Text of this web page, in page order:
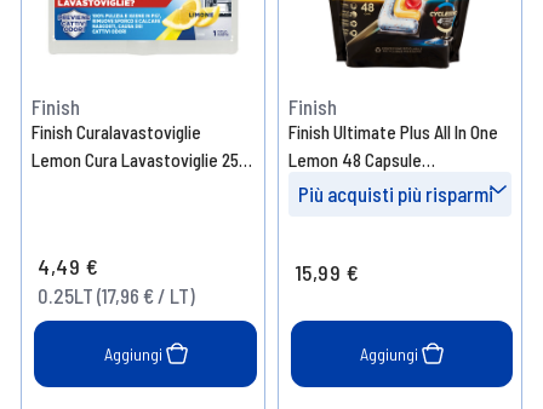
Finish
Finish Curalavastoviglie
Lemon Cura Lavastoviglie 250
4,49 €
0.25LT (17,96 € / LT)
Aggiungi
Finish
Finish Ultimate Plus All In One
Lemon 48 Capsule
Lavastoviglie
Più acquisti più risparmi
Prendi 12
15,99 €
Aggiungi